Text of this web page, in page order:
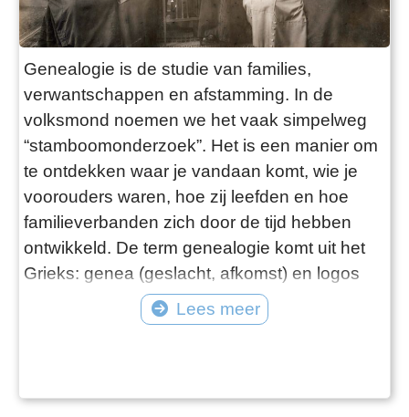
Genealogie is de studie van families,
verwantschappen en afstamming. In de
volksmond noemen we het vaak simpelweg
“stamboomonderzoek”. Het is een manier om
te ontdekken waar je vandaan komt, wie je
voorouders waren, hoe zij leefden en hoe
familieverbanden zich door de tijd hebben
ontwikkeld. De term genealogie komt uit het
Grieks: genea (geslacht, afkomst) en logos
(leer, woord), en werd al in de klassieke
oudheid gebruikt om koninklijke of goddelijke
domein van historici of archivarissen, maar
Lees meer